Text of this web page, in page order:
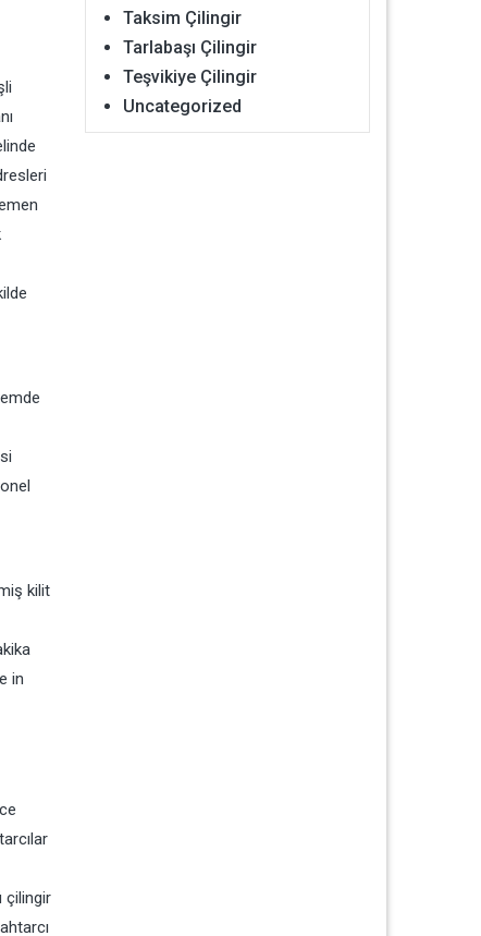
kilit
in
çilingir
Taksim Çilingir
Tarlabaşı Çilingir
Teşvikiye Çilingir
Uncategorized